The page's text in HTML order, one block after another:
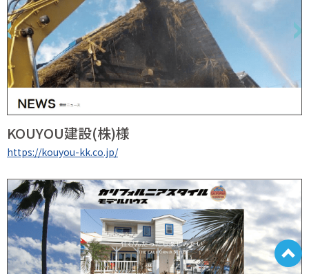
KOUYOU建設(株)様
https://kouyou-kk.co.jp/